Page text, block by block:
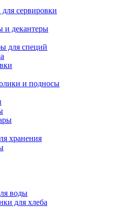
сервировки
декантеры
для специй
и подносы
хранения
воды
для хлеба